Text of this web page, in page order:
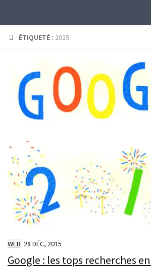
ÉTIQUETÉ : 2015
WEB 28 DÉC, 2015
Google : les tops recherches